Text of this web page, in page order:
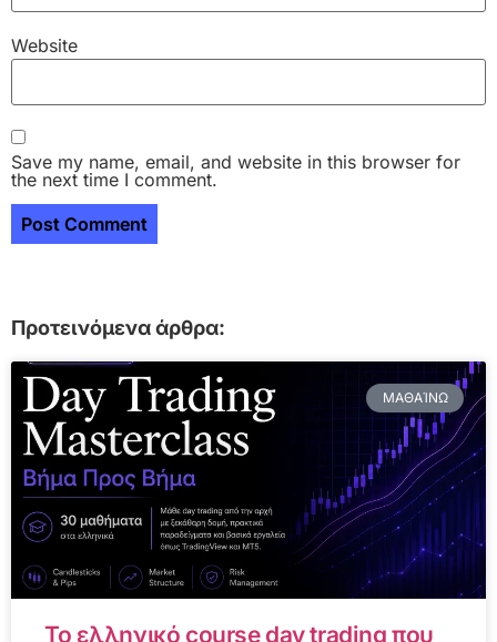
Website
Save my name, email, and website in this browser for
the next time I comment.
Προτεινόμενα άρθρα:
ΜΑΘΑΊΝΩ
Το ελληνικό course day trading που